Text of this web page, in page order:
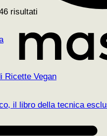
risultati
base
al
recente
Ricette Vegan